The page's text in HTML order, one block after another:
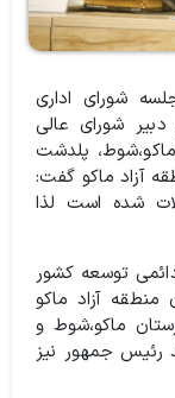
شورای اداری
شورای عالی
ماکو،‌شوط، پلدشت
آزاد ماکو گفت:
شده است لذا
ماده ۶۵ احکام دائمی توسعه کشور
آزاد ماکو
ماکو،‌شوط و
جمهور نیز